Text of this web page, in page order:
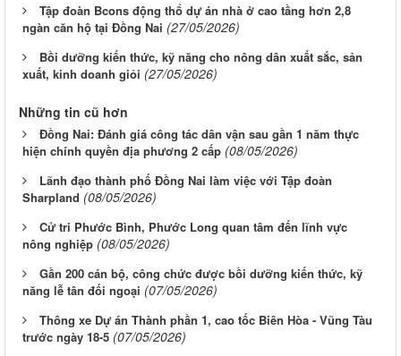
Tập đoàn Bcons động thổ dự án nhà ở cao tầng hơn 2,8
ngàn căn hộ tại Đồng Nai (27/05/2026)
Bồi dưỡng kiến thức, kỹ năng cho nông dân xuất sắc, sản
xuất, kinh doanh giỏi (27/05/2026)
Những tin cũ hơn
Đồng Nai: Đánh giá công tác dân vận sau gần 1 năm thực
hiện chính quyền địa phương 2 cấp (08/05/2026)
Lãnh đạo thành phố Đồng Nai làm việc với Tập đoàn
Sharpland (08/05/2026)
Cử tri Phước Bình, Phước Long quan tâm đến lĩnh vực
nông nghiệp (08/05/2026)
Gần 200 cán bộ, công chức được bồi dưỡng kiến thức, kỹ
năng lễ tân đối ngoại (07/05/2026)
Thông xe Dự án Thành phần 1, cao tốc Biên Hòa - Vũng Tàu
trước ngày 18-5 (07/05/2026)